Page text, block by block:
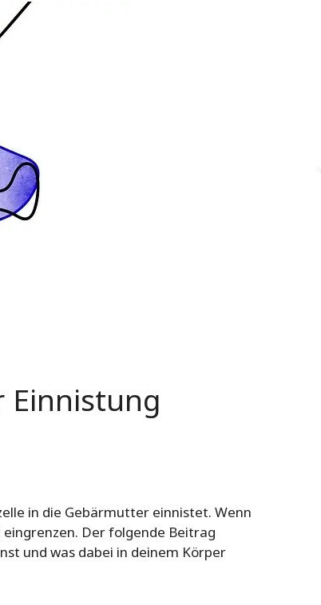
Einnistung
in die Gebärmutter einnistet. Wenn
Der folgende Beitrag
und was dabei in deinem Körper